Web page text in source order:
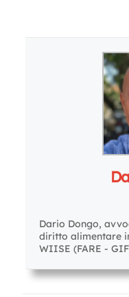
Dario Dongo,
diritto alimentare
WIISE (FARE -